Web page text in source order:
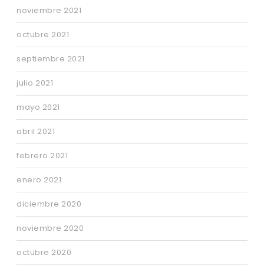
noviembre 2021
octubre 2021
septiembre 2021
julio 2021
mayo 2021
abril 2021
febrero 2021
enero 2021
diciembre 2020
noviembre 2020
octubre 2020